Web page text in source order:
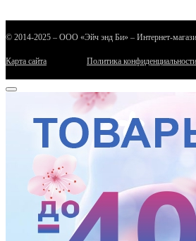
© 2014-2025 – ООО «Эйч энд Би» – Интернет-
Карта сайта Политика конфиденциальности